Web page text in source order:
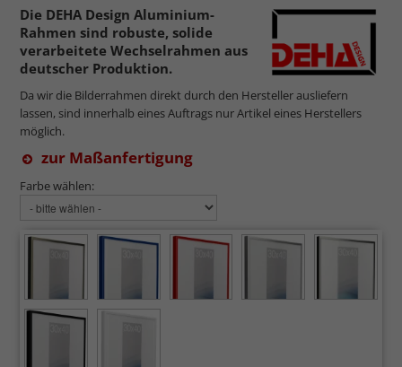
Die DEHA Design Aluminium-
Rahmen sind robuste, solide
verarbeitete Wechselrahmen aus
deutscher Produktion.
Da wir die Bilderrahmen direkt durch den Hersteller ausliefern
lassen, sind innerhalb eines Auftrags nur Artikel eines Herstellers
möglich.
zur Maßanfertigung
Farbe wählen: